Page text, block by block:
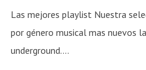
Las mejores playlist Nuestra
por género musical mas nuevos
underground....